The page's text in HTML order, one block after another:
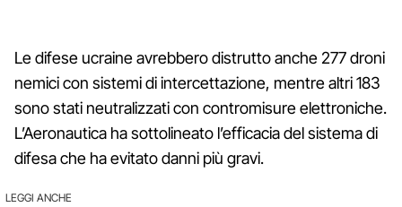
Le difese ucraine avrebbero distrutto anche 277 droni
nemici con sistemi di intercettazione, mentre altri 183
sono stati neutralizzati con contromisure elettroniche.
L’Aeronautica ha sottolineato l’efficacia del sistema di
difesa che ha evitato danni più gravi.
LEGGI ANCHE